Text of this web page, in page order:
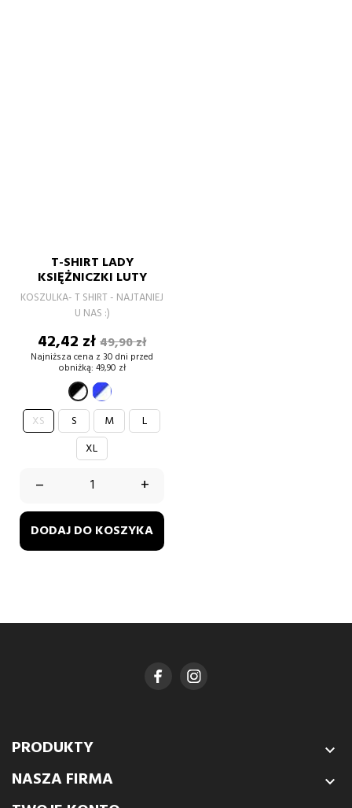
T-SHIRT LADY
KSIĘŻNICZKI LUTY
KOSZULKA- T SHIRT - NAJTANIEJ
U NAS :)
Cena
42,42 złCena
podstawowa
49,90 zł
Najniższa cena z 30 dni przed
obniżką: 49,90 zł
czarno-
biały
niebieski-
biały
XS S M
L
XL
– +
DODAJ DO KOSZYKA
PRODUKTY 
NASZA FIRMA 